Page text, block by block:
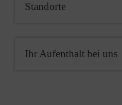
Standorte
Ihr Aufenthalt bei uns